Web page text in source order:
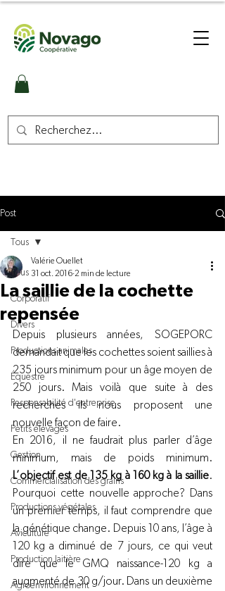
Post
Tous
Corporatif
Divers
Productions animales
Équestre
Responsabilité d'entreprise
Petits élevages
Gestion
Commercialisation des grains
Productions végétales
Aviculture
Production laitière
Agroenvironnement
Tous
La saillie de la cochette
repensée
Valérie Ouellet
31 oct. 2016 2 min de lecture
Depuis plusieurs années, SOGEPORC
demandait que les cochettes soient saillies à
235 jours minimum pour un âge moyen de
250 jours. Mais voilà que suite à des
recherches ils nous proposent une
nouvelle façon de faire.
En 2016, il ne faudrait plus parler d’âge
L’objectif est de 135 kg à 160 kg à la saillie.
Pourquoi cette nouvelle approche? Dans
un premier temps, il faut comprendre que
la génétique change. Depuis 10 ans, l’âge à
120 kg a diminué de 7 jours, ce qui veut
dire que le GMQ naissance-120 kg a
augmenté de 30 g/jour. Dans un deuxième